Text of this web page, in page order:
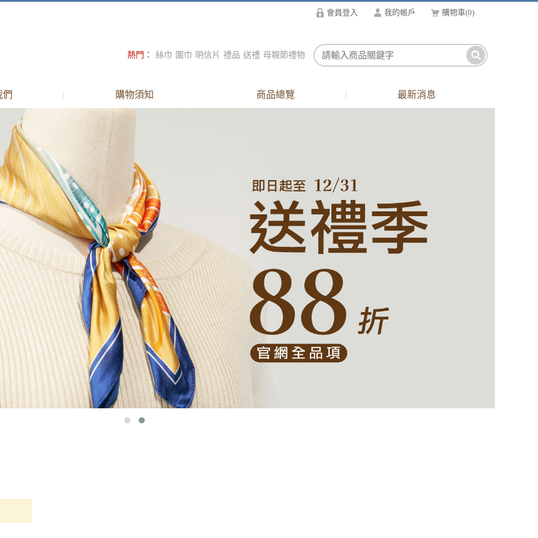
購物車(0)
我的帳戶
會員登入
熱門 ： 絲巾 圍巾 明信片 禮品 送禮 母親節禮物
們 購物須知 商品總覽 最新消息